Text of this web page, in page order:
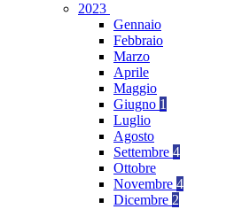
2023
Gennaio
Febbraio
Marzo
Aprile
Maggio
Giugno 1
Luglio
Agosto
Settembre 4
Ottobre
Novembre 4
Dicembre 2